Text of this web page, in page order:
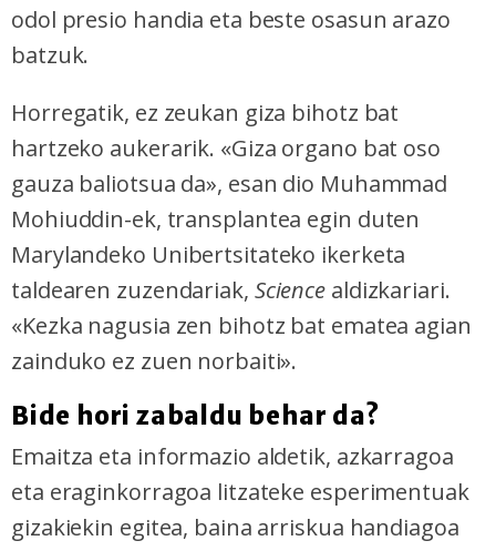
odol presio handia eta beste osasun arazo
batzuk.
Horregatik, ez zeukan giza bihotz bat
hartzeko aukerarik. «Giza organo bat oso
gauza baliotsua da», esan dio Muhammad
Mohiuddin-ek, transplantea egin duten
Marylandeko Unibertsitateko ikerketa
taldearen zuzendariak, Science aldizkariari.
«Kezka nagusia zen bihotz bat ematea agian
zainduko ez zuen norbaiti».
Bide hori zabaldu behar da?
Emaitza eta informazio aldetik, azkarragoa
eta eraginkorragoa litzateke esperimentuak
gizakiekin egitea, baina arriskua handiagoa